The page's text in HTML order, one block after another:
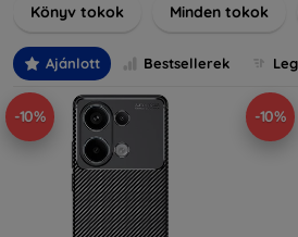
még különlegesebbé eszközeit a
Könyv tokok Minden tokok
Ajánlott Bestsellerek
-10% -10%